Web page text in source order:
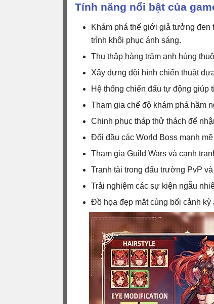
Tính năng nổi bật của
Khám phá thế giới giả tưởng đen
trình khôi phục ánh sáng.
Thu thập hàng trăm anh hùng
Xây dựng đội hình chiến thuật
Hệ thống chiến đấu tự động giúp
Tham gia chế độ khám phá hầm
Chinh phục tháp thử thách để
Đối đầu các World Boss mạnh
Tham gia Guild Wars và cạnh
Tranh tài trong đấu trường PvP
Trải nghiệm các sự kiện ngẫu
Đồ họa đẹp mắt cùng bối cảnh kỳ